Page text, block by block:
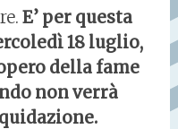
E’ per questa
18 luglio,
della fame
non verrà